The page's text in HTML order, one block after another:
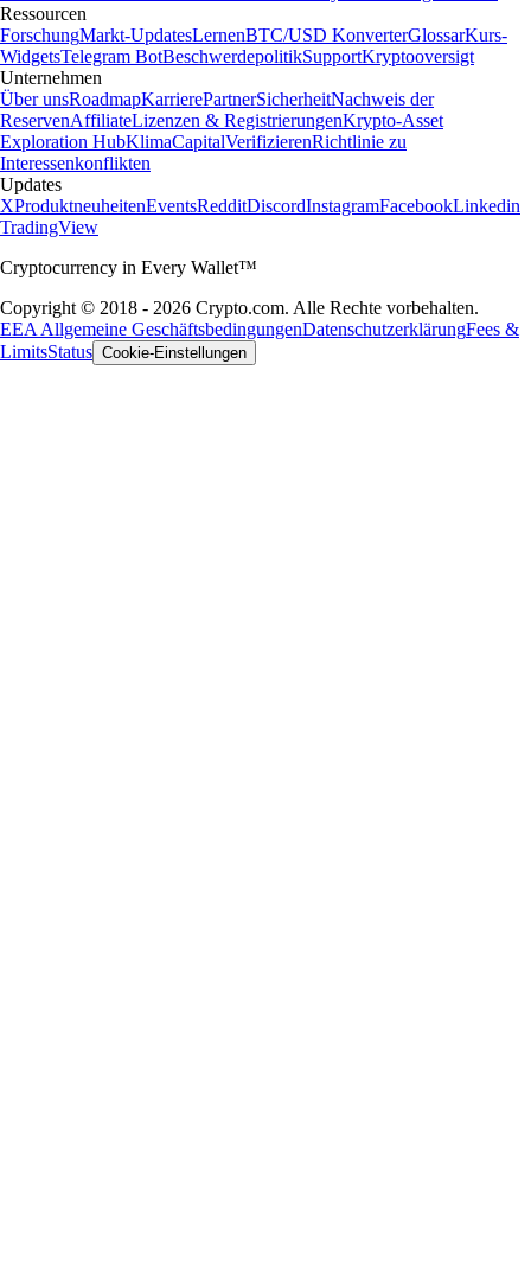
Ressourcen
ForschungMarkt-UpdatesLernenBTC/USD KonverterGlossarKurs-
WidgetsTelegram BotBeschwerdepolitikSupportKryptooversigt
Unternehmen
Über unsRoadmapKarrierePartnerSicherheitNachweis der
ReservenAffiliateLizenzen & RegistrierungenKrypto-Asset
Exploration HubKlimaCapitalVerifizierenRichtlinie zu
Interessenkonflikten
Updates
XProduktneuheitenEventsRedditDiscordInstagramFacebookLinkedin
TradingView
Cryptocurrency in Every Wallet™
Copyright © 2018 - 2026 Crypto.com. Alle Rechte vorbehalten.
EEA Allgemeine GeschäftsbedingungenDatenschutzerklärungFees &
LimitsStatus Cookie-Einstellungen